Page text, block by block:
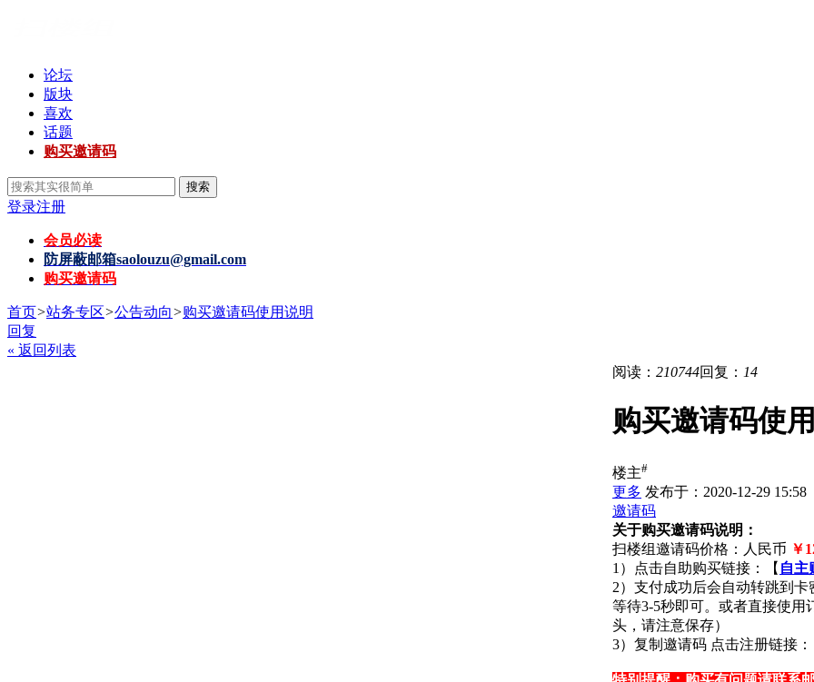
论坛
版块
喜欢
话题
购买邀请码
搜索
登录注册
会员必读
防屏蔽邮箱saolouzu@gmail.com
购买邀请码
首页>站务专区>公告动向>购买邀请码使用说明
回复
« 返回列表
阅读： 210744回复： 14
购买邀请码使
楼主#
更多 发布于：2020-12-29 15:58
邀请码
关于购买邀请码说明：
扫楼组邀请码价格：人民币 ￥
1）点击自助购买链接：【 自主
2）支付成功后会自动转跳到卡
等待3-5秒即可。或者直接使
头，请注意保存）
3）复制邀请码 点击注册链接